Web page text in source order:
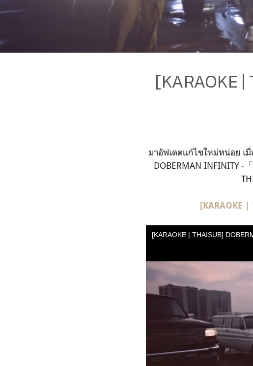
[KARAOKE
มาอัฟเดตแก้ไขใหม่หน่อย เ
DOBERMAN INFINITY -
[KARAOKE